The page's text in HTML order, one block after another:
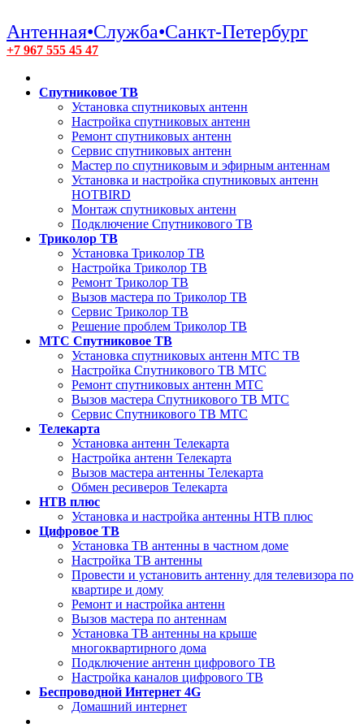
Антенная•Служба•Санкт-Петербург
+7 967 555 45 47
Спутниковое ТВ
Установка спутниковых антенн
Настройка спутниковых антенн
Ремонт спутниковых антенн
Сервис спутниковых антенн
Мастер по спутниковым и эфирным антеннам
Установка и настройка спутниковых антенн
HOTBIRD
Монтаж спутниковых антенн
Подключение Спутникового ТВ
Триколор ТВ
Установка Триколор ТВ
Настройка Триколор ТВ
Ремонт Триколор ТВ
Вызов мастера по Триколор ТВ
Сервис Триколор ТВ
Решение проблем Триколор ТВ
МТС Спутниковое ТВ
Установка спутниковых антенн МТС ТВ
Настройка Спутникового ТВ МТС
Ремонт спутниковых антенн МТС
Вызов мастера Спутникового ТВ МТС
Сервис Спутникового ТВ МТС
Телекарта
Установка антенн Телекарта
Настройка антенн Телекарта
Вызов мастера антенны Телекарта
Обмен ресиверов Телекарта
НТВ плюс
Установка и настройка антенны НТВ плюс
Цифровое ТВ
Установка ТВ антенны в частном доме
Настройка ТВ антенны
Провести и установить антенну для телевизора по
квартире и дому
Ремонт и настройка антенн
Вызов мастера по антеннам
Установка ТВ антенны на крыше
многоквартирного дома
Подключение антенн цифрового ТВ
Настройка каналов цифрового ТВ
Беспроводной Интернет 4G
Домашний интернет